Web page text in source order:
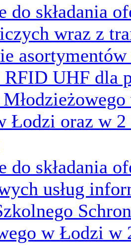
do składania
wraz z
UHF dla
Łodzi oraz w
do składania
usług
w Łodzi w